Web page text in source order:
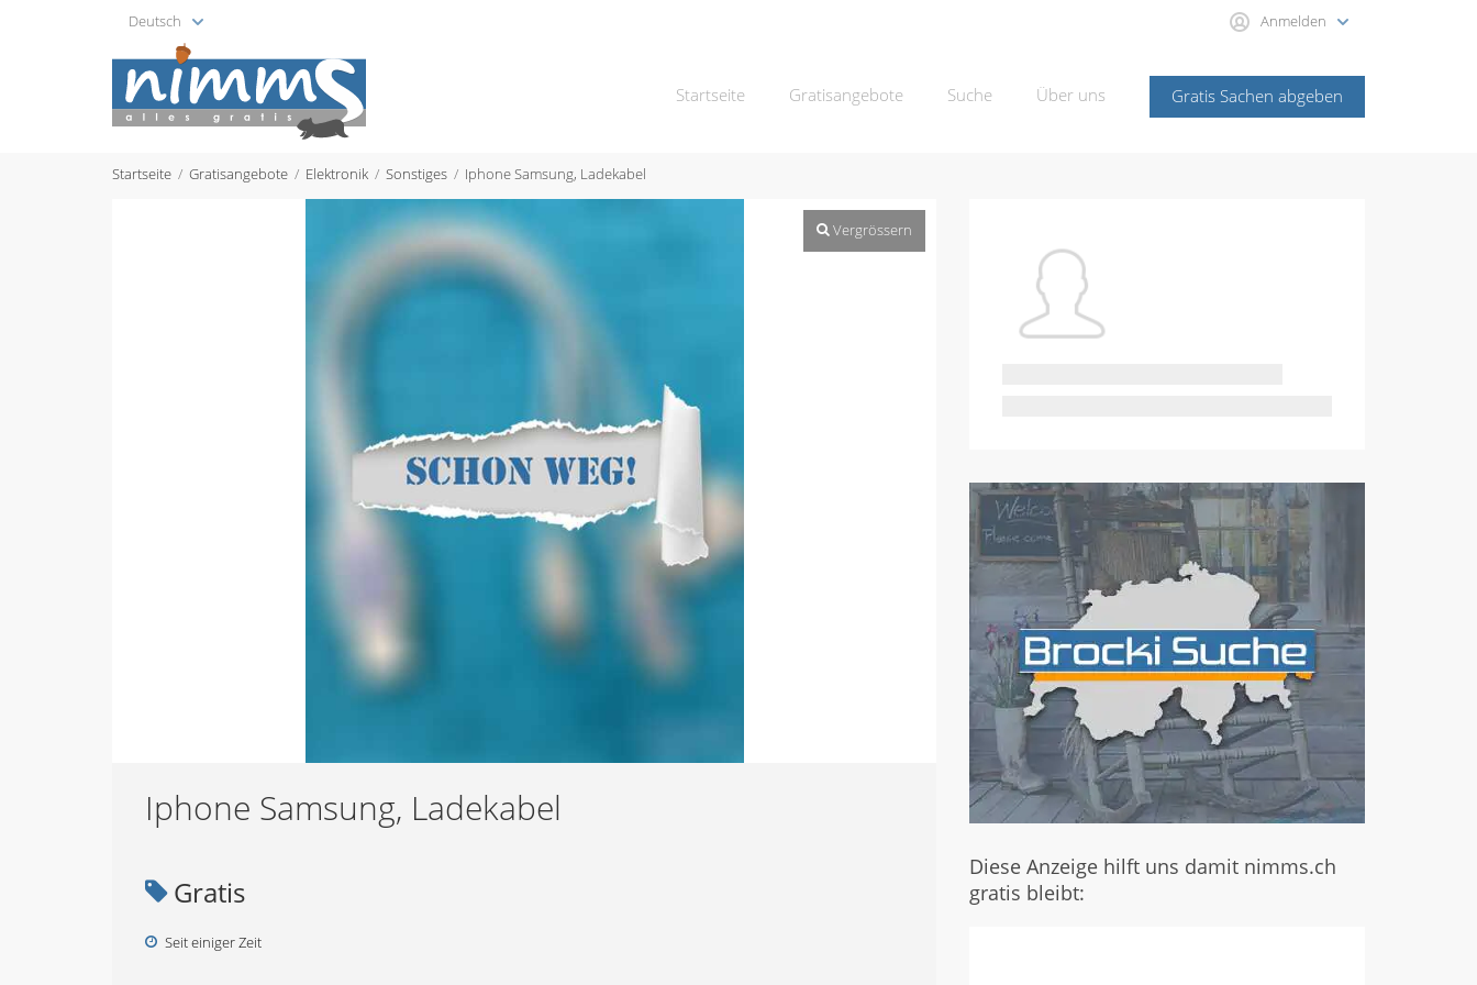
Deutsch Anmelden
Gratis Sachen abgeben
Startseite Gratisangebote Suche Über uns
Startseite Gratisangebote Elektronik Sonstiges Iphone Samsung, Ladekabel
Diese Anzeige hilft uns damit nimms.ch
gratis bleibt:
Vergrössern
Iphone Samsung, Ladekabel
Gratis
Seit einiger Zeit